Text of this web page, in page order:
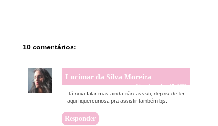
10 comentários:
Lucimar da Silva Moreira
sexta-feira, dezembro 15, 2023
Já ouvi falar mas ainda não assisti, depois de ler
aqui fiquei curiosa pra assistir também bjs.
Responder